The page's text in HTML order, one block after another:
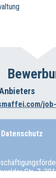
Datenschutz
Str. 7,